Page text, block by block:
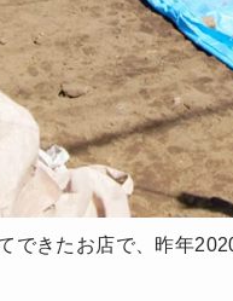
できたお店で、昨年